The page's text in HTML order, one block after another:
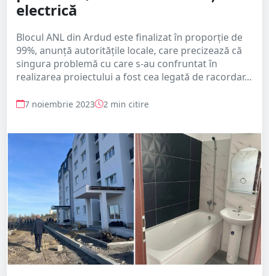
electrică
Blocul ANL din Ardud este finalizat în proporție de
99%, anunță autoritățile locale, care precizează că
singura problemă cu care s-au confruntat în
realizarea proiectului a fost cea legată de racordar...
7 noiembrie 2023 2 min citire